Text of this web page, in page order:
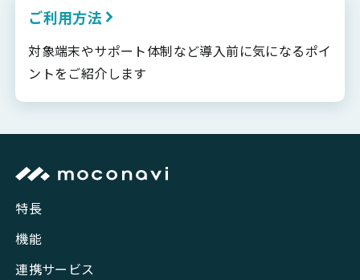
ご利用方法
対象端末やサポート体制など導入前に気になるポイ
ントをご紹介します
特長
機能
連携サービス